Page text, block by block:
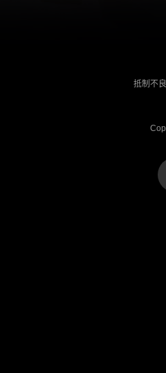
抵制不